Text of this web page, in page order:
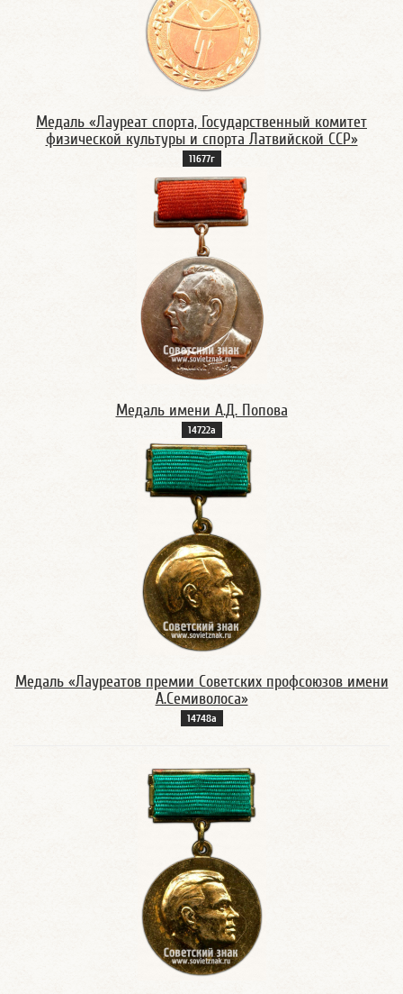
Медаль «Лауреат спорта, Государственный комитет
физической культуры и спорта Латвийской ССР»
11677г
Медаль имени А.Д. Попова
14722а
Медаль «Лауреатов премии Советских профсоюзов имени
А.Семиволоса»
14748а